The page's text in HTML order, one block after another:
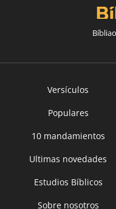
Versículos
Populares
10 mandamientos
Ultimas novedades
Estudios Bíblicos
Sobre nosotros